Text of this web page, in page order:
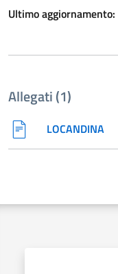
Ultimo aggiornamento:
Allegati (1)
LOCANDINA